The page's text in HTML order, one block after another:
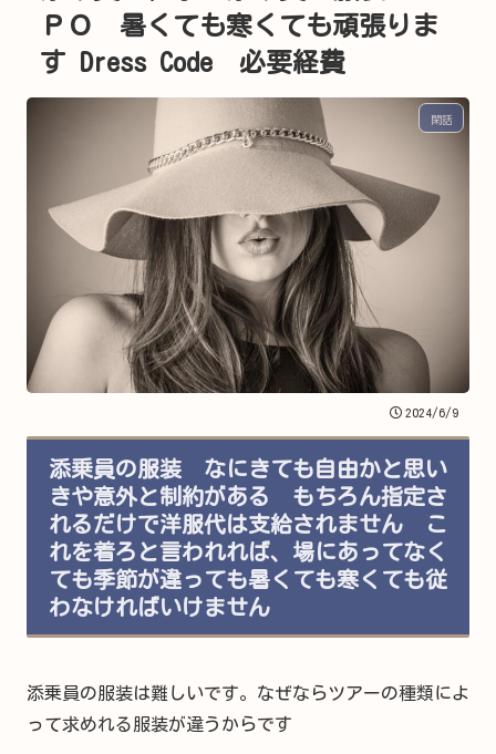
ＰＯ 暑くても寒くても頑張りま
す Dress Code 必要経費
閑話
2024/6/9
添乗員の服装 なにきても自由かと思い
きや意外と制約がある もちろん指定さ
れるだけで洋服代は支給されません こ
れを着ろと言われれば、場にあってなく
ても季節が違っても暑くても寒くても従
わなければいけません
添乗員の服装は難しいです。なぜならツアーの種類によ
って求めれる服装が違うからです